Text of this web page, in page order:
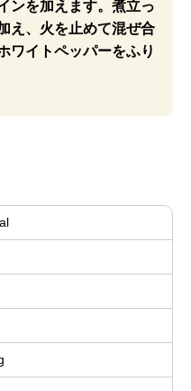
ンを加えます。煮立っ
え、火を止めて混ぜ合
ワイトペッパーをふり